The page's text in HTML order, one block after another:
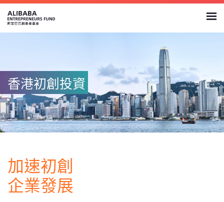
香港初創投資
加速初創
企業發展